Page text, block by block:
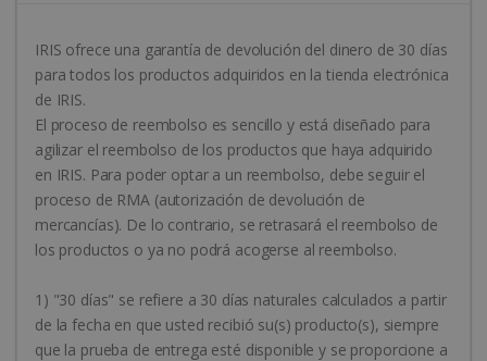
IRIS ofrece una garantía de devolución del dinero de 30 días
para todos los productos adquiridos en la tienda electrónica
de IRIS.
El proceso de reembolso es sencillo y está diseñado para
agilizar el reembolso de los productos que haya adquirido
en IRIS. Para poder optar a un reembolso, debe seguir el
proceso de RMA (autorización de devolución de
mercancías). De lo contrario, se retrasará el reembolso de
los productos o ya no podrá acogerse al reembolso.
1) "30 días" se refiere a 30 días naturales calculados a partir
de la fecha en que usted recibió su(s) producto(s), siempre
que la prueba de entrega esté disponible y se proporcione a